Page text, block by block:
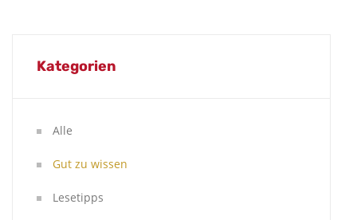
Kategorien
Alle
Gut zu wissen
Lesetipps